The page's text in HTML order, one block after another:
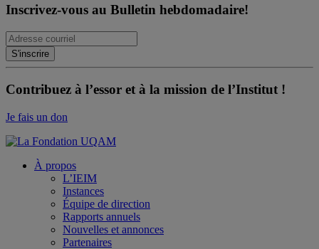
Inscrivez-vous au Bulletin hebdomadaire!
Contribuez à l’essor et à la mission de l’Institut !
Je fais un don
À propos
L’IEIM
Instances
Équipe de direction
Rapports annuels
Nouvelles et annonces
Partenaires